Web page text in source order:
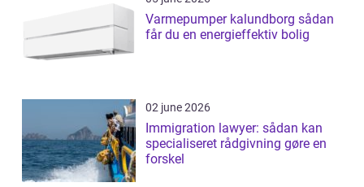
Varmepumper kalundborg sådan
får du en energieffektiv bolig
02 june 2026
Immigration lawyer: sådan kan
specialiseret rådgivning gøre en
forskel